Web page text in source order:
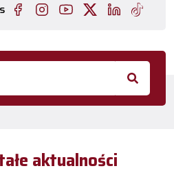
aktualności